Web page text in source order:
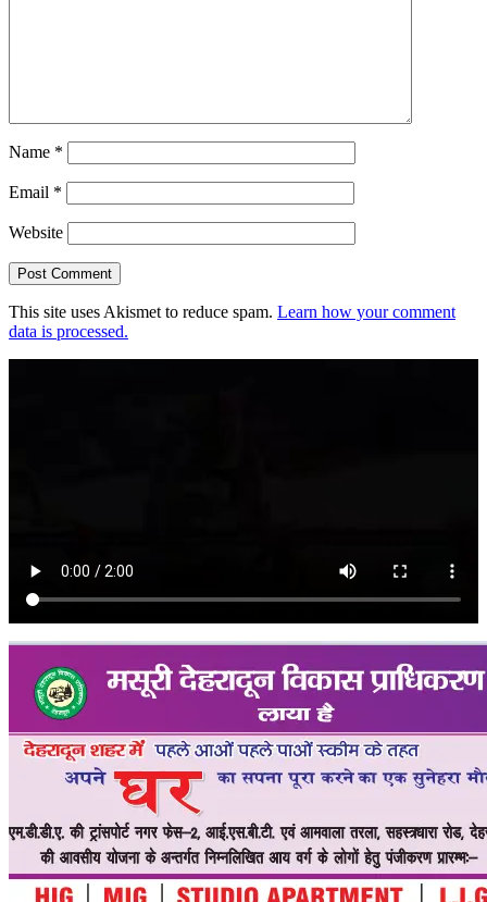
Name *
Email *
Website
This site uses Akismet to reduce spam. Learn how your comment
data is processed.